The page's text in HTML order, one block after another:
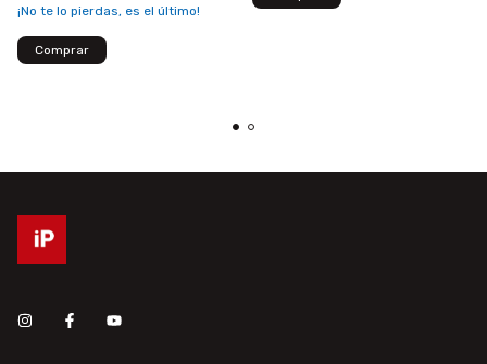
¡No te lo pierdas, es el último!